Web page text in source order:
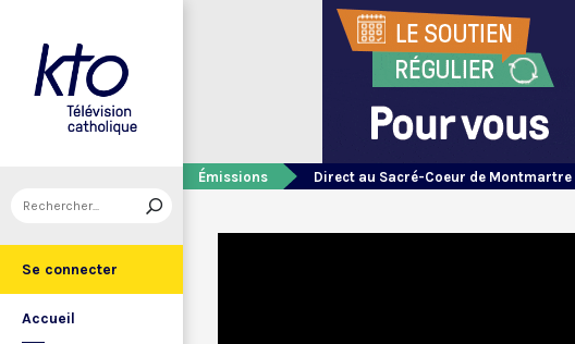
Se connecter
Accueil
Émissions Direct au Sacré-Coeur de Montmartre